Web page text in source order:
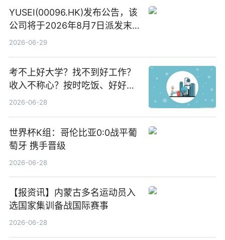
YUSEI(00096.HK)发布公告，该
公司将于2026年8月7日派发末
期股息每股人民币0.013元 每日
2026-06-29
考不上好大学？找不到好工作？
收入不称心？按时吃饭、好好睡
觉
2026-06-28
世界杯K组：哥伦比亚0:0战平葡
萄牙 携手晋级
2026-06-28
【报资讯】内蒙古多名运动员入
选国家集训备战国际赛事
2026-06-28